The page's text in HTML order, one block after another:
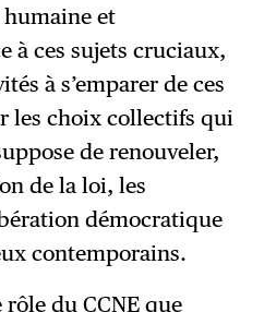
et
à ces sujets cruciaux,
à s’emparer de ces
les choix collectifs qui
de renouveler,
de la loi, les
démocratique
contemporains.
rôle du CCNE que